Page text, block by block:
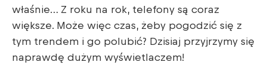
właśnie… Z roku na rok, telefony są coraz
większe. Może więc czas, żeby pogodzić się z
tym trendem i go polubić? Dzisiaj przyjrzymy się
naprawdę dużym wyświetlaczem!